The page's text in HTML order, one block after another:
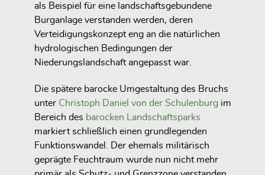
als Beispiel für eine landschaftsgebundene
Burganlage verstanden werden, deren
Verteidigungskonzept eng an die natürlichen
hydrologischen Bedingungen der
Niederungslandschaft angepasst war.
Die spätere barocke Umgestaltung des Bruchs
unter Christoph Daniel von der Schulenburg im
Bereich des barocken Landschaftsparks
markiert schließlich einen grundlegenden
Funktionswandel. Der ehemals militärisch
geprägte Feuchtraum wurde nun nicht mehr